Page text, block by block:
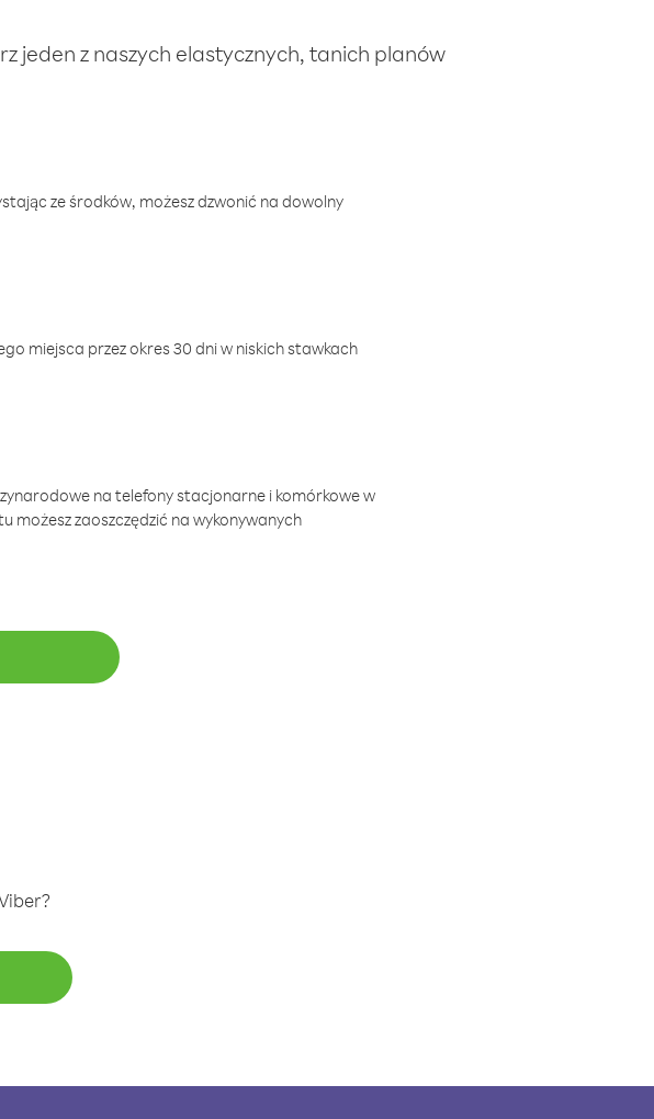
jeden z naszych elastycznych, tanich planów
ze środków, możesz dzwonić na dowolny
miejsca przez okres 30 dni w niskich stawkach
na telefony stacjonarne i komórkowe w
możesz zaoszczędzić na wykonywanych